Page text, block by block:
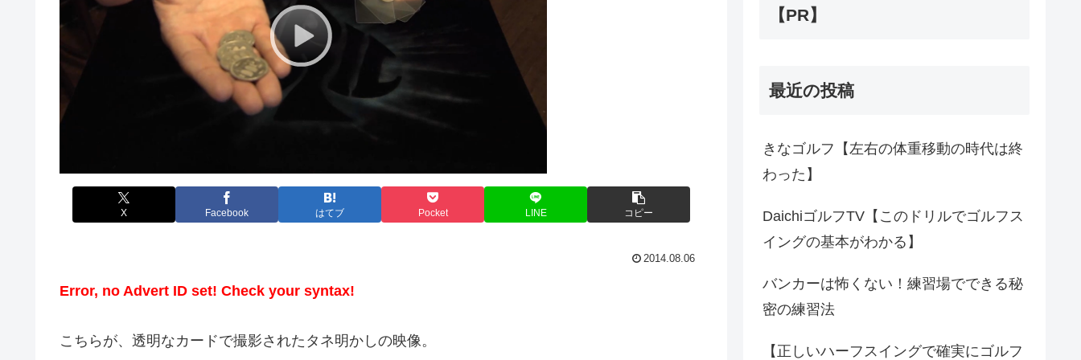
X Facebook はてブ Pocket LINE コピー
2014.08.06
Error, no Advert ID set! Check your syntax!
こちらが、透明なカードで撮影されたタネ明かしの映像。
【PR】
最近の投稿
きなゴルフ【左右の体重移動の時代は終
わった】
DaichiゴルフTV【このドリルでゴルフス
イングの基本がわかる】
バンカーは怖くない！練習場でできる秘
密の練習法
【正しいハーフスイングで確実にゴルフ